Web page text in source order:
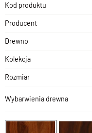
Kod produktu
Producent
Drewno
Kolekcja
Rozmiar
Wybarwienia drewna